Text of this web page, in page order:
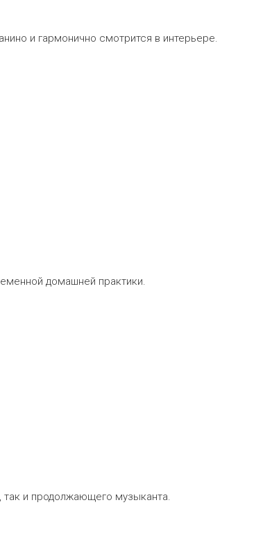
и гармонично смотрится в интерьере.
домашней практики.
так и продолжающего музыканта.